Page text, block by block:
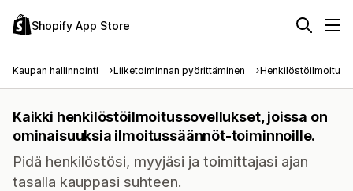
Shopify App Store
Kaupan hallinnointi Liiketoiminnan pyörittäminen
Kaikki henkilöstöilmoitussovellukset, joissa on
ominaisuuksia ilmoitussäännöt-toiminnoille.
Pidä henkilöstösi, myyjäsi ja toimittajasi ajan
tasalla kauppasi suhteen.